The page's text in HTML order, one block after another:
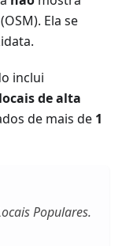
Ela se
inclui
de alta
de mais de 1
Populares.